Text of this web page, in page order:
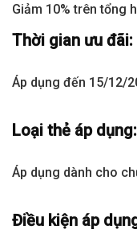
Giảm 10% trên tổng
Thời gian ưu đãi:
Áp dụng đến 15/12/
Loại thẻ áp dụng:
Áp dụng dành cho
Điều kiện áp